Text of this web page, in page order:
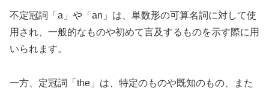
不定冠詞「a」や「an」は、単数形の可算名詞に対して使
用され、一般的なものや初めて言及するものを示す際に用
いられます。
一方、定冠詞「the」は、特定のものや既知のもの、また